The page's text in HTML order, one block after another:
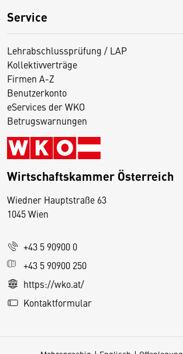
Service
Lehrabschlussprüfung / LAP
Kollektivverträge
Firmen A-Z
Benutzerkonto
eServices der WKO
Betrugswarnungen
Wirtschaftskammer Österreich
Wiedner Hauptstraße 63
1045 Wien
+43 5 90900 0
+43 5 90900 250
https://wko.at/
Kontaktformular
D
s
e
S
e